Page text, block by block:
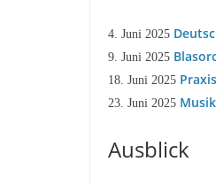
4. Juni 2025
9. Juni 2025
18. Juni 2025
23. Juni 2025
Ausblick